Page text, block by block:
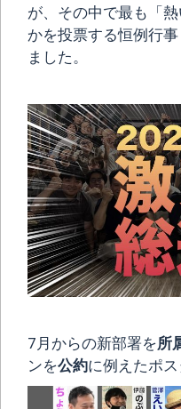
が、その中で最も「
かを投票する恒例行事
ました。
7月からの新部署を所
ンを公約に例えたポス